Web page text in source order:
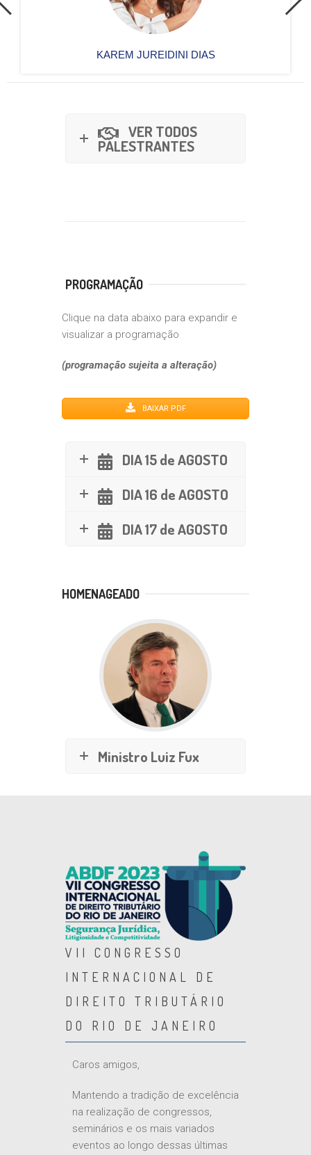
KAREM JUREIDINI DIAS
VER TODOS
PALESTRANTES
PROGRAMAÇÃO
Clique na data abaixo para expandir e
visualizar a programação
(programação sujeita a alteração)
BAIXAR PDF
DIA 15 de AGOSTO
DIA 16 de AGOSTO
DIA 17 de AGOSTO
HOMENAGEADO
Ministro Luiz Fux
VII CONGRESSO
INTERNACIONAL DE
DIREITO TRIBUTÁRIO
DO RIO DE JANEIRO
Caros amigos,
Mantendo a tradição de excelência
na realização de congressos,
seminários e os mais variados
eventos ao longo dessas últimas